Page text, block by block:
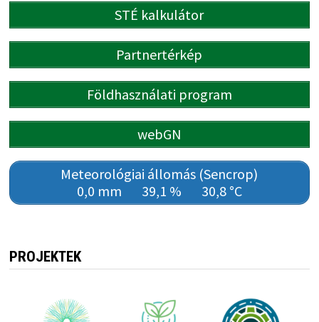
STÉ kalkulátor
Partnertérkép
Földhasználati program
webGN
Meteorológiai állomás (Sencrop)
0,0 mm
39,1 % 30,8 °C
PROJEKTEK